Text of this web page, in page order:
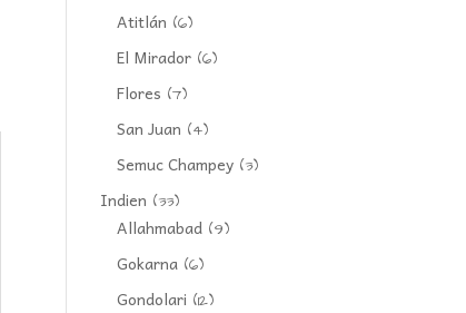
Atitlán (6)
El Mirador (6)
Flores (7)
San Juan (4)
Semuc Champey (3)
Indien (33)
Allahmabad (9)
Gokarna (6)
Gondolari (12)